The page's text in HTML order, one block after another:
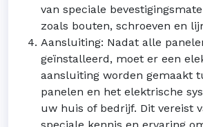
van speciale
zoals bouten, schroeven en
Aansluiting: Nadat alle
geïnstalleerd, moet er een
aansluiting worden gemaakt
panelen en het elektrische
uw huis of bedrijf. Dit vereist